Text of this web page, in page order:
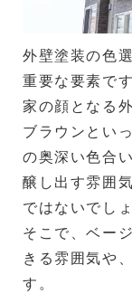
外壁塗装の色
重要な要素です
家の顔となる
ブラウンとい
の奥深い色合
醸し出す雰囲
ではないでしょ
そこで、ベー
きる雰囲気や
す。